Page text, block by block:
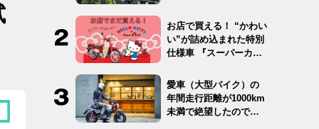
お店で買える！ “かわい
い”が詰め込まれた特別
仕様車 『スーパーカ
愛車（大型バイク）の
年間走行距離が1000km
未満で絶望したので